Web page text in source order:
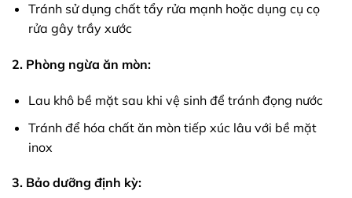
Tránh sử dụng chất tẩy rửa mạnh hoặc dụng cụ cọ
rửa gây trầy xước
2. Phòng ngừa ăn mòn:
Lau khô bề mặt sau khi vệ sinh để tránh đọng nước
Tránh để hóa chất ăn mòn tiếp xúc lâu với bề mặt
inox
3. Bảo dưỡng định kỳ: